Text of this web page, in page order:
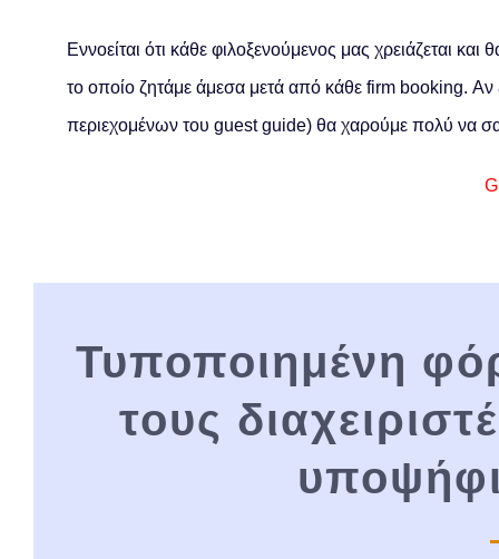
Εννοείται ότι κάθε φιλοξενούμενος μας χρειάζεται
το οποίο ζητάμε άμεσα μετά από κάθε firm booking. Αν
περιεχομένων του guest guide) θα χαρούμε πολύ να
Τυποποιημένη
τους